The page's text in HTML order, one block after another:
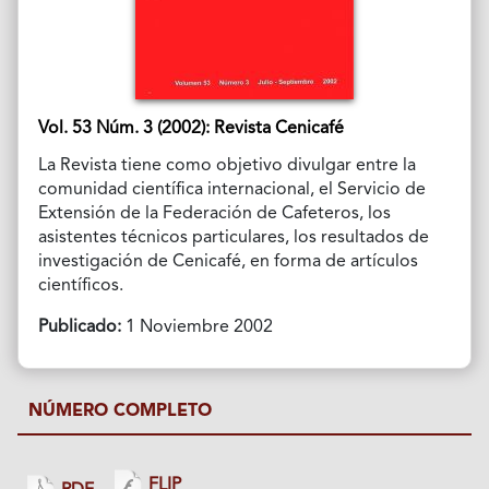
Vol. 53 Núm. 3 (2002): Revista Cenicafé
La Revista tiene como objetivo divulgar entre la
comunidad científica internacional, el Servicio de
Extensión de la Federación de Cafeteros, los
asistentes técnicos particulares, los resultados de
investigación de Cenicafé, en forma de artículos
científicos.
Publicado:1 Noviembre 2002
NÚMERO COMPLETO